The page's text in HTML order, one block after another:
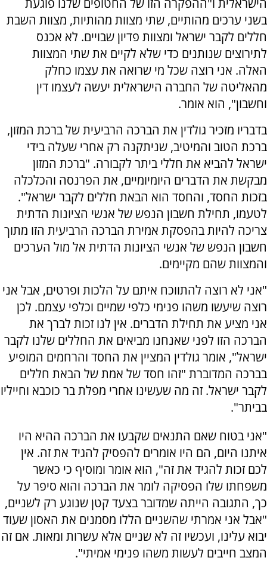
בשני ערכים מהותיים, שתי מצוות מהותיות, מצוות השבת
חללים לקבר ישראל ומצוות פדיון שבויים. לא אכנס
לתירוצים שנותנים כדי שלא לקיים את שתי המצוות
האלה. אני רוצה שכל מי שרואה את עצמו כחלק
מהאליטה של החברה הישראלית יעשה לעצמו דין
וחשבון", הוא אומר.
בדבריו מזכיר גולדין את הברכה הרביעית של ברכת המזון,
ברכת הטוב והמיטיב, שניתקנה רק אחרי שעלה בידי
ישראל להביא את חללי ביתר לקבורה. "ברכת המזון
מבקשת את הדברים היומיומיים, את הפרנסה והכלכלה
בזכות החסד, והחסד הוא הבאת חללים לקבר ישראל".
לטעמו, תחילת חשבון הנפש של אנשי הציונות הדתית
צריכה להיות בהפסקת אמירת הברכה הרביעית הזו מתוך
חשבון הנפש של אנשי הציונות הדתית אל מול הערכים
והמצוות שהם מקיימים.
"אני לא רוצה להתווכח איתם על הלכות ופרטים, אבל אני
רוצה שיעשו משהו פנימי כלפי שמיים וכלפי עצמם. לכן
אני מציע את תחילת הדברים. אין לנו זכות לברך את
הברכה הזו לפני שאנחנו מביאים את החללים שלנו לקבר
ישראל", אומר גולדין המציין את החסד והרחמים המופיע
בברכה המדוברת "זהו חסד של אמת של הבאת חללים
לקבר ישראל. זה מה שעשינו אחרי מפלת בר כוכבא וחייליו
בביתר".
"אני בטוח שאם התנאים שקבעו את הברכה ההיא היו
איתנו היום, הם היו אומרים להפסיק להגיד את זה. אין
לכם זכות להגיד את זה", הוא אומר ומוסיף כי כאשר
משפחתו שלו הפסיקה לומר את הברכה והוא סיפר על
כך, התגובה הייתה שמדובר בצעד קטן שנוגע רק לשניים,
"אבל אני אמרתי שהשניים הללו מסמנים את האסון שעוד
יבוא עלינו, ועכשיו זה לא שניים אלא עשרות ומאות. אם זה
המצב חייבים לעשות משהו פנימי אמיתי".